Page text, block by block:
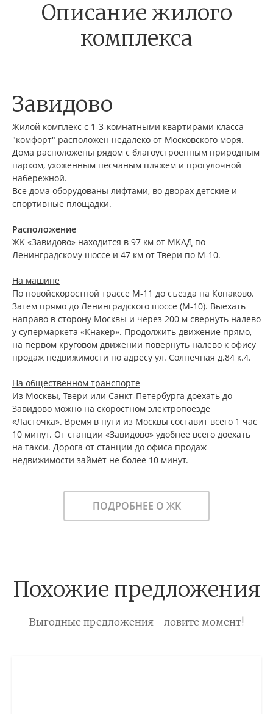
Описание жилого
комплекса
Завидово
Жилой комплекс с 1-3-комнатными квартирами класса
"комфорт" расположен недалеко от Московского моря.
Дома расположены рядом с благоустроенным природным
парком, ухоженным песчаным пляжем и прогулочной
набережной.
Все дома оборудованы лифтами, во дворах детские и
спортивные площадки.
Расположение
ЖК «Завидово» находится в 97 км от МКАД по
Ленинградскому шоссе и 47 км от Твери по М-10.
На машине
По новойскоростной трассе М-11 до съезда на Конаково.
Затем прямо до Ленинградского шоссе (М-10). Выехать
направо в сторону Москвы и через 200 м свернуть налево
у супермаркета «Кнакер». Продолжить движение прямо,
на первом круговом движении повернуть налево к офису
продаж недвижимости по адресу ул. Солнечная д.84 к.4.
На общественном транспорте
Из Москвы, Твери или Санкт-Петербурга доехать до
Завидово можно на скоростном электропоезде
«Ласточка». Время в пути из Москвы составит всего 1 час
10 минут. От станции «Завидово» удобнее всего доехать
на такси. Дорога от станции до офиса продаж
недвижимости займёт не более 10 минут.
ПОДРОБНЕЕ О ЖК
Похожие предложения
Выгодные предложения - ловите момент!